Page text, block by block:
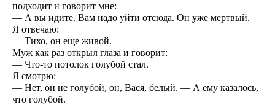
подходит и говорит мне:
— А вы идите. Вам надо уйти отсюда. Он уже мертвый.
Я отвечаю:
— Тихо, он еще живой.
Муж как раз открыл глаза и говорит:
— Что-то потолок голубой стал.
Я смотрю:
— Нет, он не голубой, он, Вася, белый. — А ему казалось,
что голубой.